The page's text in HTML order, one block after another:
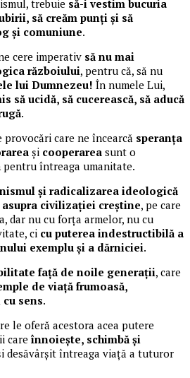
trebuie să-i vestim bucuria
să creăm punți și să
și comuniune.
cere imperativ să nu mai
războiului, pentru că, să nu
lui Dumnezeu! În numele Lui,
să ucidă, să cucerească, să aducă
.
care ne încearcă speranța
și cooperarea sunt o
pentru întreaga umanitate.
și radicalizarea ideologică
civilizației creștine, pe care
dar nu cu forța armelor, nu cu
ci cu puterea indestructibilă a
exemplu și a dărniciei.
față de noile generații, care
de viață frumoasă,
sens.
le oferă acestora acea putere
care înnoiește, schimbă și
desăvârșit întreaga viață a tuturor